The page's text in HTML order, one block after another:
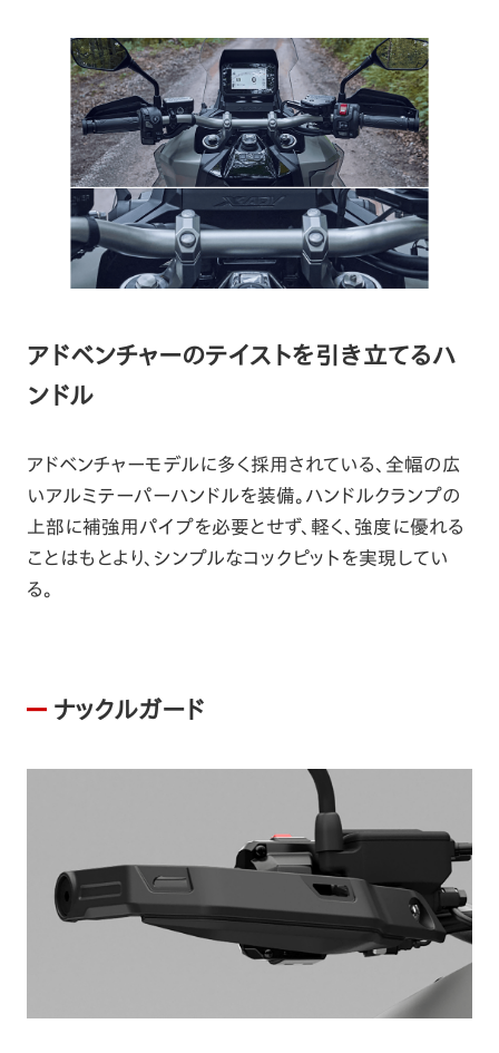
アドベンチャーのテイストを引き立てるハ
ンドル
アドベンチャーモデルに多く採用されている、全幅の広
いアルミテーパーハンドルを装備。ハンドルクランプの
上部に補強用パイプを必要とせず、軽く、強度に優れる
ことはもとより、シンプルなコックピットを実現してい
る。
ナックルガード